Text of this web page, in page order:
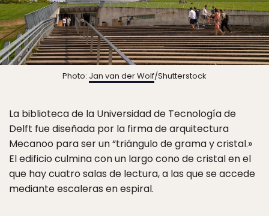
Photo: Jan van der Wolf/Shutterstock
La biblioteca de la Universidad de Tecnología de
Delft fue diseñada por la firma de arquitectura
Mecanoo para ser un “triángulo de grama y cristal.»
El edificio culmina con un largo cono de cristal en el
que hay cuatro salas de lectura, a las que se accede
mediante escaleras en espiral.